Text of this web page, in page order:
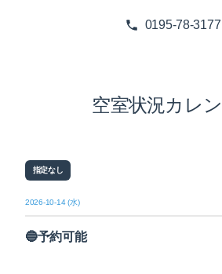
0195-78-3177
空室状況カレ
指定なし
2026-10-14 (水)
🔵予約可能